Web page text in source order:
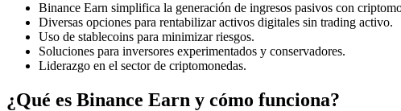
Binance Earn simplifica la generación de ingresos pasivos con
Diversas opciones para rentabilizar activos digitales sin trading activo.
Uso de stablecoins para minimizar riesgos.
Soluciones para inversores experimentados y conservadores.
Liderazgo en el sector de criptomonedas.
¿Qué es Binance Earn y cómo funciona?